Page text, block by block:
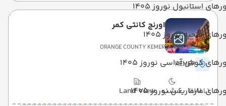
استانبول نوروز 1405
فتحیه نوروز 1405
کوش آداسی نوروز 1405
مارماریس نوروز 1405
اورنج كانتي کمر
ORANGE COUNTY KEMER
KEMER
(UALL) 6 شب Land View